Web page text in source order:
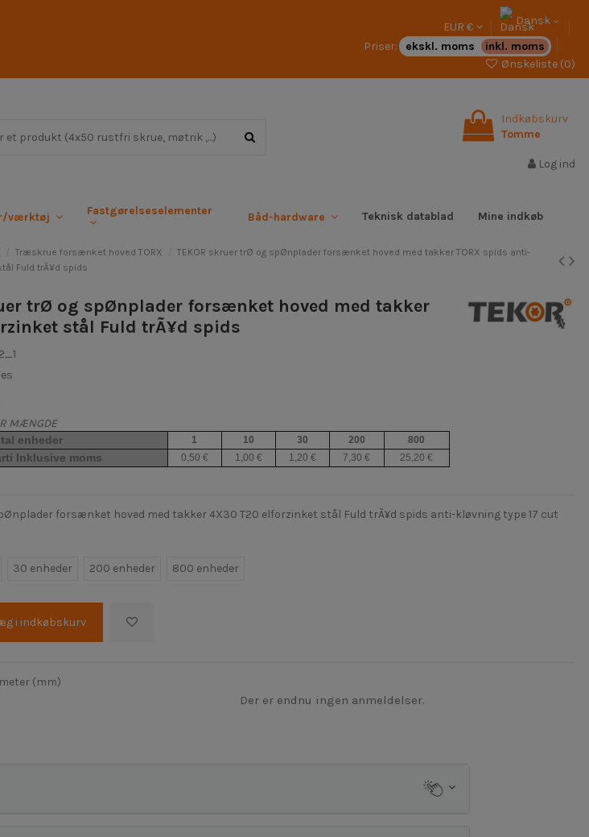
EUR €
Dansk
Priser:
ekskl. moms
inkl. moms
Ønskeliste (0)
Indkøbskurv
Tomme
Log ind
værktøj Fastgørelseselementer Båd-hardware Teknisk datablad Mine indkøb
Træskrue forsænket hoved TORX
TEKOR skruer trØ og spØnplader forsænket hoved med takker TORX spids anti-
Fuld trÃ¥d spids
trØ og spØnplader forsænket hoved med takker
stål Fuld trÃ¥d spids
MÆNGDE
enheder 1 10 30 200 800
Inklusive moms 0,50 € 1,00 € 1,20 € 7,30 € 25,20 €
forsænket hoved med takker 4X30 T20 elforzinket stål Fuld trÃ¥d spids anti-kløvning type 17 cut
30 enheder 200 enheder 800 enheder
i indkøbskurv
(mm)
Der er endnu ingen anmeldelser.